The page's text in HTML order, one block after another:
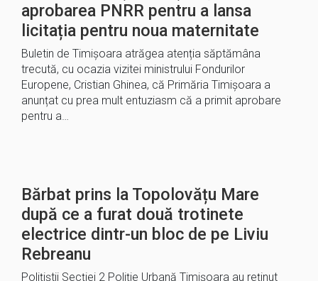
aprobarea PNRR pentru a lansa
licitația pentru noua maternitate
Buletin de Timișoara atrăgea atenția săptămâna
trecută, cu ocazia vizitei ministrului Fondurilor
Europene, Cristian Ghinea, că Primăria Timișoara a
anunțat cu prea mult entuziasm că a primit aprobare
pentru a…
Bărbat prins la Topolovățu Mare
după ce a furat două trotinete
electrice dintr-un bloc de pe Liviu
Rebreanu
Polițiștii Secției 2 Poliție Urbană Timișoara au reținut